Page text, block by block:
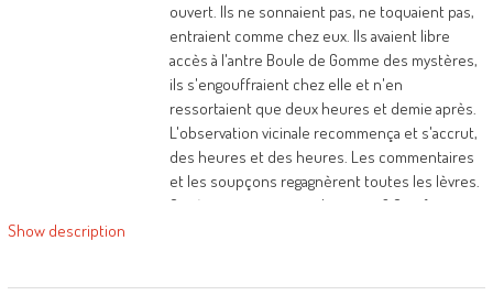
ouvert. Ils ne sonnaient pas, ne toquaient pas,
entraient comme chez eux. Ils avaient libre
accès à l'antre Boule de Gomme des mystères,
ils s'engouffraient chez elle et n'en
ressortaient que deux heures et demie après.
L'observation vicinale recommença et s'accrut,
des heures et des heures. Les commentaires
et les soupçons regagnèrent toutes les lèvres.
Qui étaient ces jeunes hommes ? Que faisaient-
Show description